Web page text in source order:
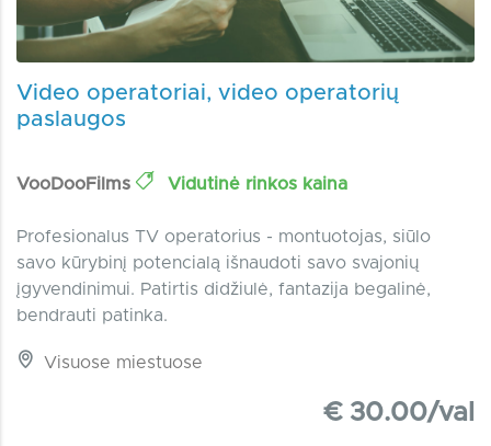
Video operatoriai, video operatorių
paslaugos
VooDooFilms Vidutinė rinkos kaina
Profesionalus TV operatorius - montuotojas, siūlo
savo kūrybinį potencialą išnaudoti savo svajonių
įgyvendinimui. Patirtis didžiulė, fantazija begalinė,
bendrauti patinka.
Visuose miestuose
€ 30.00/val